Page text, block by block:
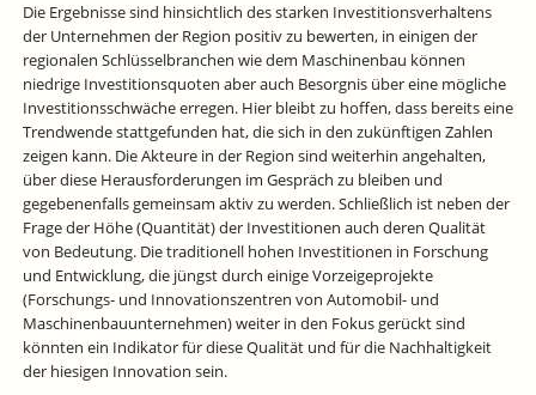
Die Ergebnisse sind hinsichtlich des starken Investitionsverhaltens
der Unternehmen der Region positiv zu bewerten, in einigen der
regionalen Schlüsselbranchen wie dem Maschinenbau können
niedrige Investitionsquoten aber auch Besorgnis über eine mögliche
Investitionsschwäche erregen. Hier bleibt zu hoffen, dass bereits eine
Trendwende stattgefunden hat, die sich in den zukünftigen Zahlen
zeigen kann. Die Akteure in der Region sind weiterhin angehalten,
über diese Herausforderungen im Gespräch zu bleiben und
gegebenenfalls gemeinsam aktiv zu werden. Schließlich ist neben der
Frage der Höhe (Quantität) der Investitionen auch deren Qualität
von Bedeutung. Die traditionell hohen Investitionen in Forschung
und Entwicklung, die jüngst durch einige Vorzeigeprojekte
(Forschungs- und Innovationszentren von Automobil- und
Maschinenbauunternehmen) weiter in den Fokus gerückt sind
könnten ein Indikator für diese Qualität und für die Nachhaltigkeit
der hiesigen Innovation sein.